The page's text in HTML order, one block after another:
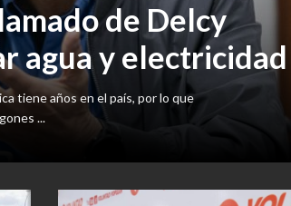
de Delcy
agua y electricidad
tiene años en el país, por lo que
...